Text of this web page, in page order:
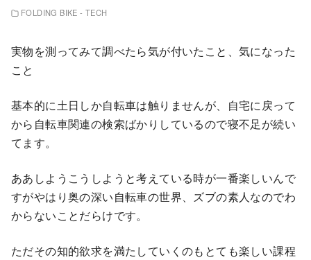
FOLDING BIKE - TECH
実物を測ってみて調べたら気が付いたこと、気になった
こと
基本的に土日しか自転車は触りませんが、自宅に戻って
から自転車関連の検索ばかりしているので寝不足が続い
てます。
ああしようこうしようと考えている時が一番楽しいんで
すがやはり奥の深い自転車の世界、ズブの素人なのでわ
からないことだらけです。
ただその知的欲求を満たしていくのもとても楽しい課程